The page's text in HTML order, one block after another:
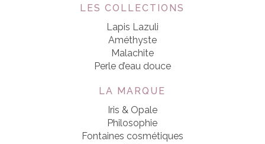
LES COLLECTIONS
Lapis Lazuli
Améthyste
Malachite
Perle d’eau douce
LA MARQUE
Iris & Opale
Philosophie
Fontaines cosmétiques